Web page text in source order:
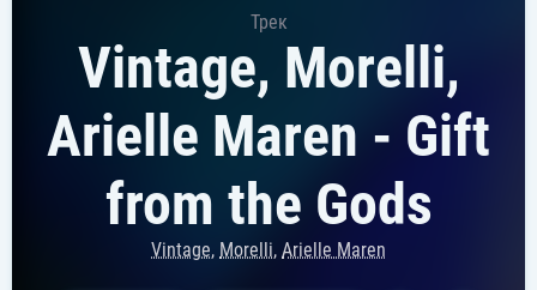
Трек
Vintage, Morelli,
Arielle Maren - Gift
from the Gods
Vintage, Morelli, Arielle Maren